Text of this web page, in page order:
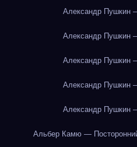
Александр Пушкин
Александр Пушкин
Александр Пушкин
Александр Пушкин
Александр Пушкин
Альбер Камю —